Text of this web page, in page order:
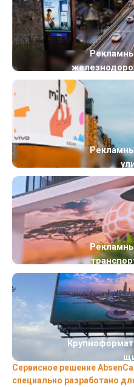
Сервисное решение
специально разработано